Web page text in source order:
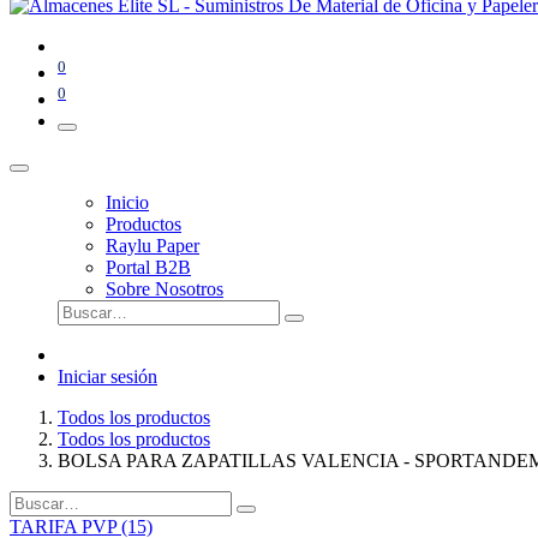
0
0
Inicio
Productos
Raylu Paper
Portal B2B
Sobre Nosotros
Iniciar sesión
Todos los productos
Todos los productos
BOLSA PARA ZAPATILLAS VALENCIA -
TARIFA PVP (15)